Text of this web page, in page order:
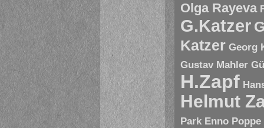
Olga Rayeva
G.Katzer
Katzer Georg
Gustav Mahler
H.Zapf
Helmut
Park Enno Poppe